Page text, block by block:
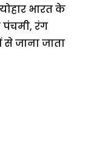
भारत के
पंचमी, रंग
से जाना जाता